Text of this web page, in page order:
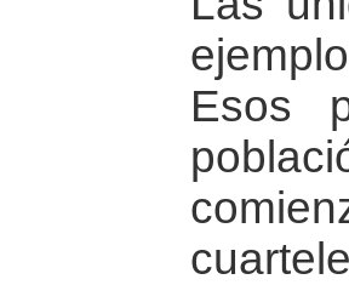
Esos